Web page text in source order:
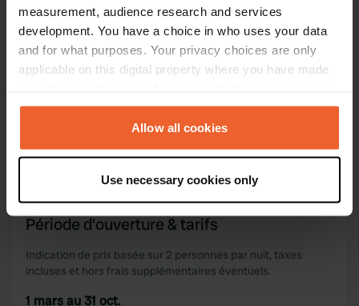
measurement, audience research and services
development. You have a choice in who uses your data
and for what purposes. Your privacy choices are only
applicable on this digital property where you have made
any time from the Cookie Declaration or by clicking on
the Privacy trigger icon.
Collect information about your geographical location
which can be accurate to within several meters
Identify your device by actively scanning it for
Find out more about how your personal data is processed
Allow all cookies
Use necessary cookies only
Afficher sur la carte
Site web
Visitez le site Web Copie
Camping à petite échelle
Période d'ouverture & tarifs
Indication de prix basée sur 2 personnes par nuit, taxes
incluses et hors frais supplémentaires éventuels.
1 mars au 31 oct.